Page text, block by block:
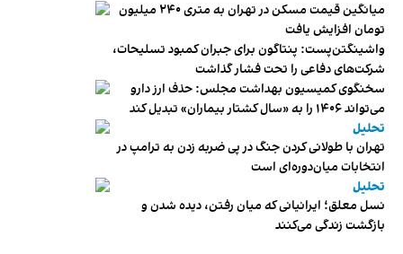
میانگین قیمت مسکن در تهران به متری ۲۴۰ میلیون
تومان افزایش یافت
واشینگتن‌پست: پنتاگون برای جبران کمبود تسلیحات،
شرکت‌های دفاعی را تحت فشار گذاشت
سخنگوی کمیسیون بهداشت مجلس: حذف ارز دارو
می‌تواند ۱۴۰۶ را به «سال کشتار بیماران» تبدیل کند
تحلیل
تهران با طولانی کردن جنگ در پی ضربه زدن به ترامپ در
انتخابات میان‌دوره‌ای است
تحلیل
نسل معلق؛ ایرانیانی که میان رفتن، دیده شدن و
بازگشت زندگی می‌کنند